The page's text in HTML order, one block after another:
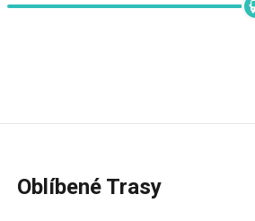
Oblíbené Trasy